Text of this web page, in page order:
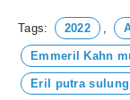
Tags: 2022 ,
Emmeril Kahn
Eril putra sulung